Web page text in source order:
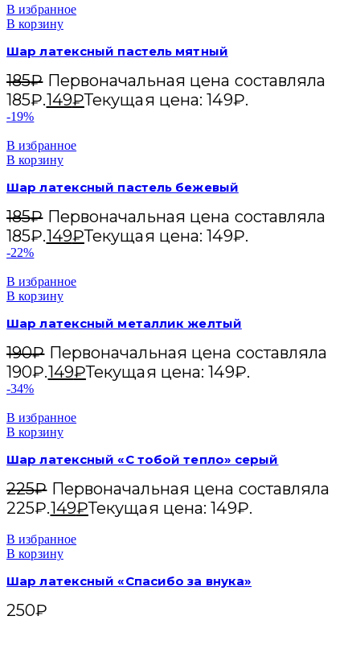
В избранное
В корзину
Шар латексный пастель мятный
185₽ Первоначальная цена составляла
185₽.149₽Текущая цена: 149₽.
-19%
В избранное
В корзину
Шар латексный пастель бежевый
185₽ Первоначальная цена составляла
185₽.149₽Текущая цена: 149₽.
-22%
В избранное
В корзину
Шар латексный металлик желтый
190₽ Первоначальная цена составляла
190₽.149₽Текущая цена: 149₽.
-34%
В избранное
В корзину
Шар латексный «С тобой тепло» серый
225₽ Первоначальная цена составляла
225₽.149₽Текущая цена: 149₽.
В избранное
В корзину
Шар латексный «Спасибо за внука»
250₽